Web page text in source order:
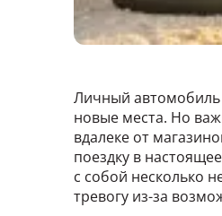
Личный автомобиль
новые места. Но
вдалеке от
поездку в
с собой несколько
тревогу из-за